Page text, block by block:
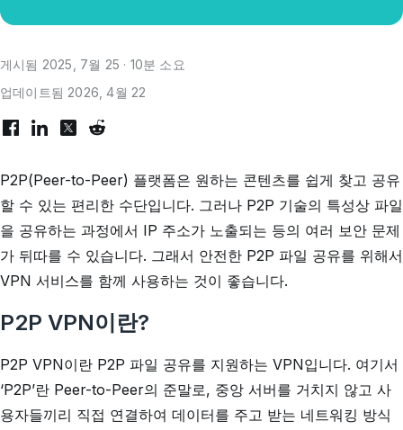
게시됨 2025, 7월 25 · 10분 소요
업데이트됨 2026, 4월 22
P2P(Peer-to-Peer) 플랫폼은 원하는 콘텐츠를 쉽게 찾고 공유
할 수 있는 편리한 수단입니다. 그러나 P2P 기술의 특성상 파일
을 공유하는 과정에서 IP 주소가 노출되는 등의 여러 보안 문제
가 뒤따를 수 있습니다. 그래서 안전한 P2P 파일 공유를 위해서
VPN 서비스를 함께 사용하는 것이 좋습니다.
P2P VPN이란?
P2P VPN이란 P2P 파일 공유를 지원하는 VPN입니다. 여기서
‘P2P’란 Peer-to-Peer의 준말로, 중앙 서버를 거치지 않고 사
용자들끼리 직접 연결하여 데이터를 주고 받는 네트워킹 방식